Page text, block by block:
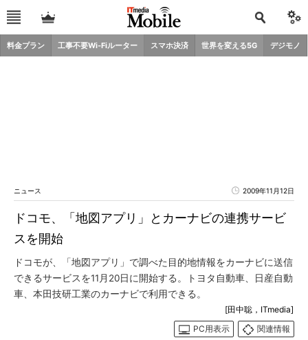
料金プラン 工事不要Wi-Fiルーター スマホ決済 世界を変える5G デジモノ
ニュース 2009年11月12日
ドコモ、「地図アプリ」とカーナビの連携サービ
スを開始
ドコモが、「地図アプリ」で調べた目的地情報をカーナビに送信
できるサービスを11月20日に開始する。トヨタ自動車、日産自動
車、本田技研工業のカーナビで利用できる。
[田中聡，ITmedia]
PC用表示
関連情報